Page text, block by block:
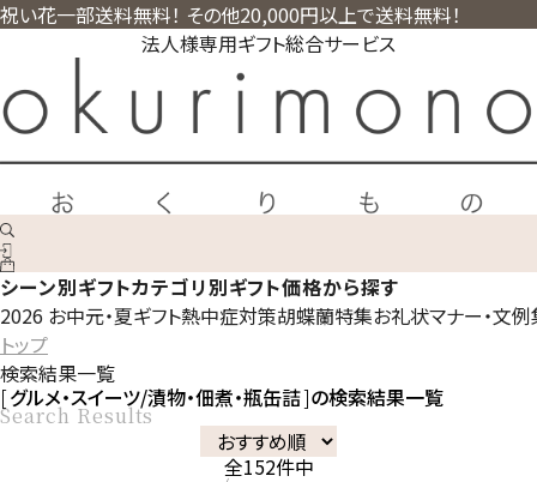
祝い花一部送料無料！ その他20,000円以上で送料無料！
法人様専用ギフト総合サービス
シーン別ギフトカテゴリ別ギフト価格から探す
2026 お中元・夏ギフト熱中症対策胡蝶蘭特集お礼状マナー・文
トップ
検索結果一覧
グルメ・スイーツ/漬物・佃煮・瓶缶詰 の検索結果一覧
Search Results
全152件中